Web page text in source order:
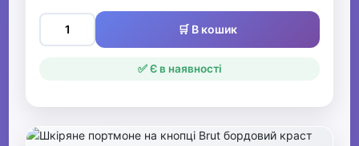
🛒 В кошик
✅ Є в наявності